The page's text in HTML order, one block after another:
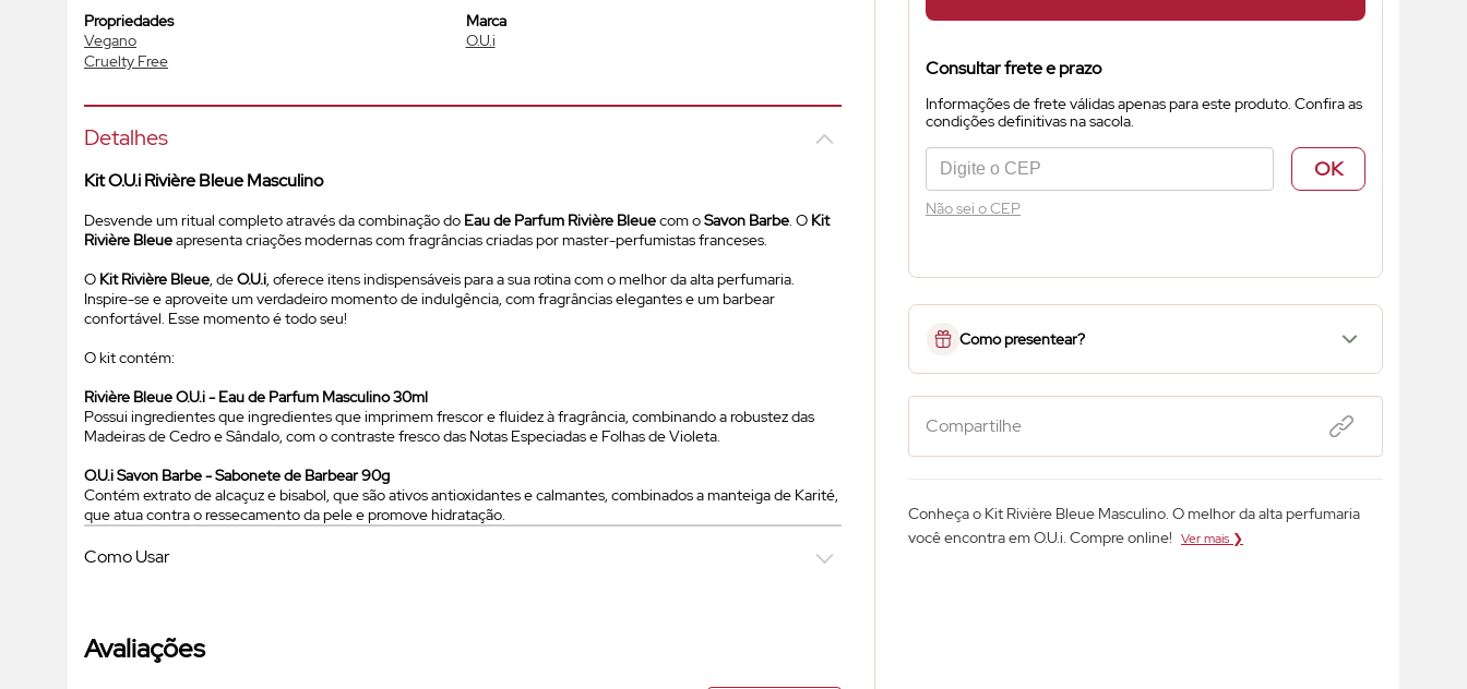
Consultar frete e prazo
Informações de frete válidas apenas para este produto. Confira as
condições definitivas na sacola.
OK
Não sei o CEP
Como presentear?
Compartilhe
Conheça o Kit Rivière Bleue Masculino. O melhor da alta perfumaria
você encontra em O.U.i. Compre online! Ver mais ❯
Propriedades
Vegano
Cruelty Free
Marca
O.U.i
Detalhes
Kit O.U.i Rivière Bleue Masculino
Desvende um ritual completo através da combinação do Eau de Parfum Rivière Bleuecom oSavon Barbe. O Kit
Rivière Bleueapresenta criações modernas com fragrâncias criadas por master-perfumistas franceses.
O Kit Rivière Bleue, deO.U.i, oferece itens indispensáveis para a sua rotina com o melhor da alta perfumaria.
Inspire-se e aproveite um verdadeiro momento de indulgência, com fragrâncias elegantes e um barbear
confortável. Esse momento é todo seu!
O kit contém:
Rivière Bleue O.U.i -Eau de Parfum Masculino 30ml
Possui ingredientes que ingredientes que imprimem frescor e fluidez à fragrância, combinando a robustez das
Madeiras de Cedro e Sândalo, com o contraste fresco das Notas Especiadas e Folhas de Violeta.
O.U.i Savon Barbe - Sabonete de Barbear 90g
Contém extrato de alcaçuz e bisabol, que são ativos antioxidantes e calmantes, combinados a manteiga de Karité,
que atua contra o ressecamento da pele e promove hidratação.
Como Usar
Avaliações